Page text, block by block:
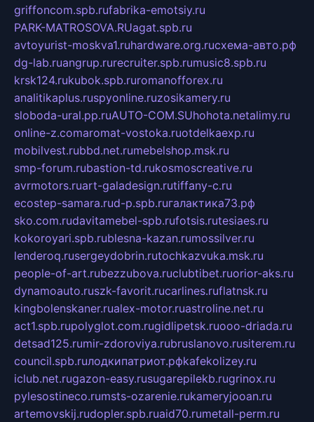
griffoncom.spb.rufabrika-emotsiy.ru
PARK-MATROSOVA.RUagat.spb.ru
avtoyurist-moskva1.ruhardware.org.ruсхема-авто.рф
dg-lab.ruangrup.rurecruiter.spb.rumusic8.spb.ru
krsk124.rukubok.spb.ruromanofforex.ru
analitikaplus.ruspyonline.ruzosikamery.ru
sloboda-ural.pp.ruAUTO-COM.SUhohota.netalimy.ru
online-z.comaromat-vostoka.ruotdelkaexp.ru
mobilvest.rubbd.net.rumebelshop.msk.ru
smp-forum.rubastion-td.rukosmoscreative.ru
avrmotors.ruart-galadesign.rutiffany-c.ru
ecostep-samara.rud-p.spb.ruгалактика73.рф
sko.com.rudavitamebel-spb.rufotsis.rutesiaes.ru
kokoroyari.spb.rublesna-kazan.rumossilver.ru
lenderoq.rusergeydobrin.rutochkazvuka.msk.ru
people-of-art.rubezzubova.ruclubtibet.ruorior-aks.ru
dynamoauto.ruszk-favorit.rucarlines.ruflatnsk.ru
kingbolenskaner.rualex-motor.ruastroline.net.ru
act1.spb.rupolyglot.com.rugidlipetsk.ruooo-driada.ru
detsad125.rumir-zdoroviya.rubruslanovo.rusiterem.ru
council.spb.ruлодкипатриот.рфkafekolizey.ru
iclub.net.rugazon-easy.rusugarepilekb.rugrinox.ru
pylesostineco.rumsts-ozarenie.rukameryjooan.ru
artemovskij.rudopler.spb.ruaid70.rumetall-perm.ru